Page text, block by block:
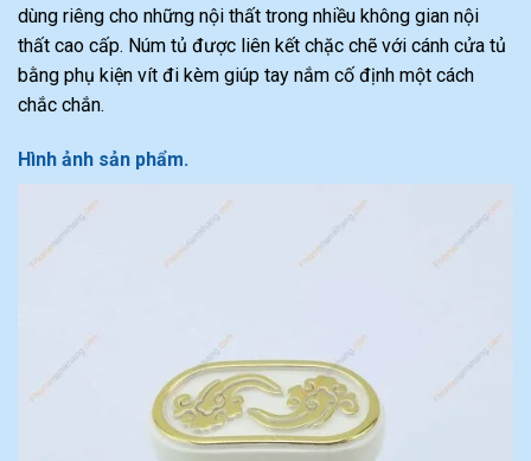
dùng riêng cho những nội thất trong nhiều không gian nội
thất cao cấp. Núm tủ được liên kết chặc chẽ với cánh cửa tủ
bằng phụ kiện vít đi kèm giúp tay nắm cố định một cách
chắc chắn.
Hình ảnh sản phẩm.